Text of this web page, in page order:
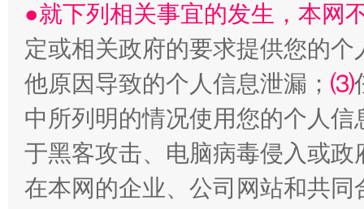
受贿1.44亿！段成刚被判无期 从幼
●就下列相关事宜的发生，本网
定或相关政府的要求提供您的个
他原因导致的个人信息泄漏； ⑶
中所列明的情况使用您的个人
于黑客攻击、电脑病毒侵入或
在本网的企业、公司网站和共